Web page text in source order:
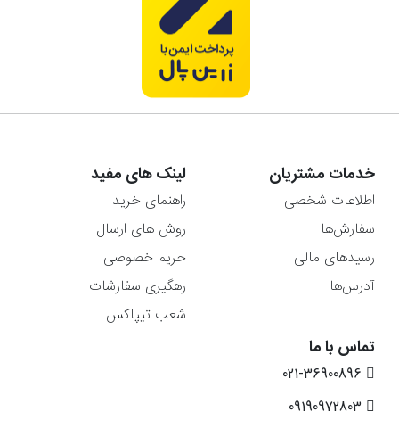
خدمات مشتریان
اطلاعات شخصی
سفارش‌ها
رسیدهای مالی
آدرس‌ها
لینک های مفید
راهنمای خرید
روش های ارسال
حریم خصوصی
رهگیری سفارشات
شعب تیپاکس
تماس با ما